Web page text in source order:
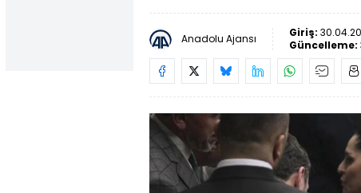
Anadolu Ajansı Giriş:
Güncelleme: